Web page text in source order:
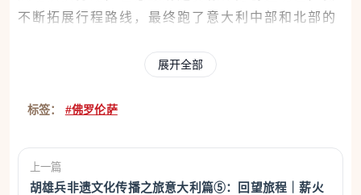
不断拓展行程路线，最终跑了意大利中部和北部的
谈走访的需要，我前后往返奔波了六次，只为多对
这趟旅程我虽是孤身出海，却全程被温暖包
裹，从未觉得孤单。各地侨领、侨青都全力支持我
展开全部
标签： #佛罗伦萨
上一篇
胡雄兵非遗文化传播之旅意大利篇⑤：回望旅程｜薪火